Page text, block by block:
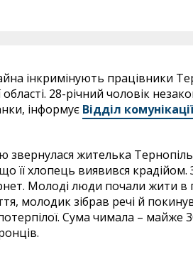
інкримінують працівники
28-річний чоловік
інформує Відділ
звернулася жителька
її хлопець виявився крадійом.
Молоді люди почали жити
молодик зібрав речі й
Сума чимала – майже